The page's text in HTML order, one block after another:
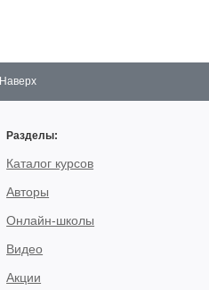
Наверх
Разделы:
Каталог курсов
Авторы
Онлайн-школы
Видео
Акции